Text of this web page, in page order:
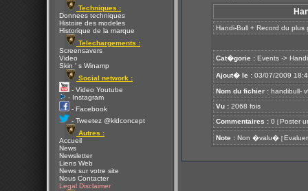
Techniques :
Donnees techniques
Histoire des modeles
Historique de la marque
Telechargements :
Screensavers
Video
Skin ' s Winamp
Social network :
- Video Youtube
- Instagram
- Facebook
- Tweetez @kldconcept
Autres :
Accueil
News
Newsletter
Liens Web
News sur votre site
Nous Contacter
Legal Disclaimer
Handi-Bull + Record du plus
Cat�gorie : Events ->
Ajout� le : 03/07/2009
Nom du fichier : handibull-
Vu : 2068 fois
Commentaires : 0 [ Poster
Note : Non �valu� [ Evaluer